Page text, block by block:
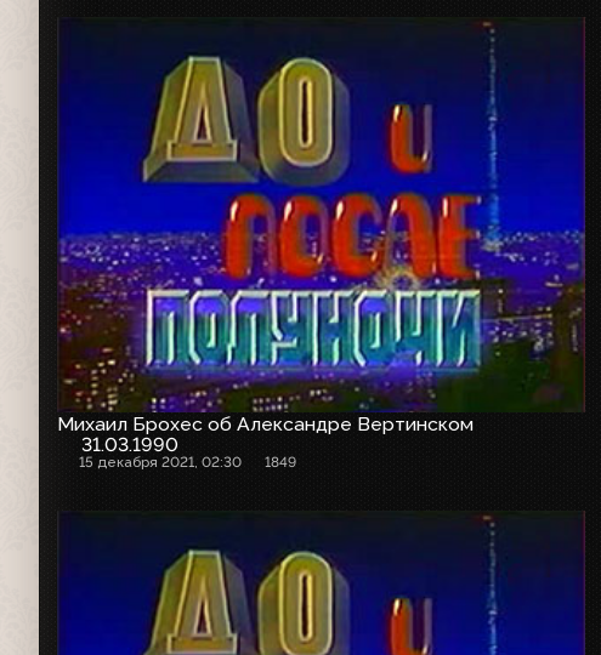
Михаил Брохес об Александре Вертинском
31.03.1990
15 декабря 2021, 02:30 1849